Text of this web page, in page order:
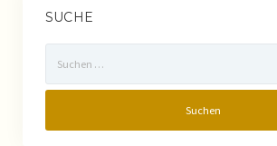
SUCHE
nach: